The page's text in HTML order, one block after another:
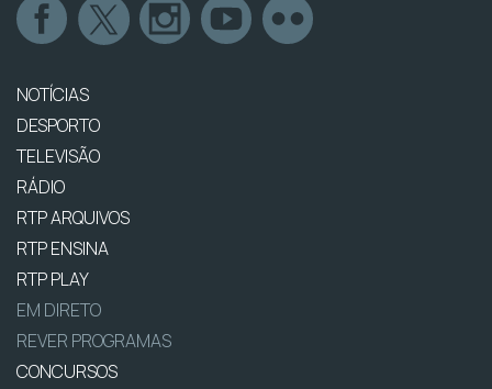
NOTÍCIAS
DESPORTO
TELEVISÃO
RÁDIO
RTP ARQUIVOS
RTP ENSINA
RTP PLAY
EM DIRETO
REVER PROGRAMAS
CONCURSOS